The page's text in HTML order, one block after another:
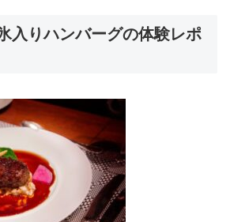
入りハンバーグの体験レポ